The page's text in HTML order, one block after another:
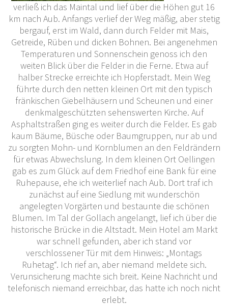
verließ ich das Maintal und lief über die Höhen gut 16
km nach Aub. Anfangs verlief der Weg mäßig, aber stetig
bergauf, erst im Wald, dann durch Felder mit Mais,
Getreide, Rüben und dicken Bohnen. Bei angenehmen
Temperaturen und Sonnenschein genoss ich den
weiten Blick über die Felder in die Ferne. Etwa auf
halber Strecke erreichte ich Hopferstadt. Mein Weg
führte durch den netten kleinen Ort mit den typisch
fränkischen Giebelhäusern und Scheunen und einer
denkmalgeschützten sehenswerten Kirche. Auf
Asphaltstraßen ging es weiter durch die Felder. Es gab
kaum Bäume, Büsche oder Baumgruppen, nur ab und
zu sorgten Mohn- und Kornblumen an den Feldrändern
für etwas Abwechslung. In dem kleinen Ort Oellingen
gab es zum Glück auf dem Friedhof eine Bank für eine
Ruhepause, ehe ich weiterlief nach Aub. Dort traf ich
zunächst auf eine Siedlung mit wunderschön
angelegten Vorgärten und bestaunte die schönen
Blumen. Im Tal der Gollach angelangt, lief ich über die
historische Brücke in die Altstadt. Mein Hotel am Markt
war schnell gefunden, aber ich stand vor
verschlossener Tür mit dem Hinweis: „Montags
Ruhetag“. Ich rief an, aber niemand meldete sich.
Verunsicherung machte sich breit. Keine Nachricht und
telefonisch niemand erreichbar, das hatte ich noch nicht
erlebt.